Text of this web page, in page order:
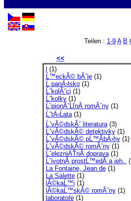
Teilen : 1-9 A B
<<
(1)
Ĺ™eckĂ© bĂˇje(1)
Ĺ panÄ›lsko(1)
ĹˇkolĂˇci (1)
Ĺˇkolky(1)
ĹˇpionĂˇĹľnĂ­ romĂˇny(1)
ĹˇtÄ›Ĺata(1)
ĹˇvĂ©dskĂˇ literatura(3)
ĹˇvĂ©dskĂ© detektivky(1)
ĹˇvĂ©dskĂ© pĹ™Ă­bÄ›hy(1)
ĹˇvĂ©dskĂ© romĂˇny(1)
Ĺ˝elezniÄŤnĂ­ doprava(1)
Ĺ˝ivotnĂ­ prostĹ™edĂ­ a jeh..
La Fontaine, Jean de(1)
La Salette(1)
lĂ©kaĹ™i (1)
lĂ©kaĹ™skĂ© romĂˇny(1)
laboratoře(1)